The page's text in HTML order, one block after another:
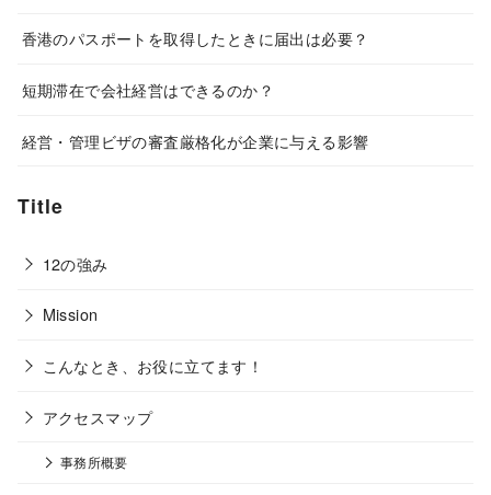
香港のパスポートを取得したときに届出は必要？
短期滞在で会社経営はできるのか？
経営・管理ビザの審査厳格化が企業に与える影響
Title
12の強み
Mission
こんなとき、お役に立てます！
アクセスマップ
事務所概要